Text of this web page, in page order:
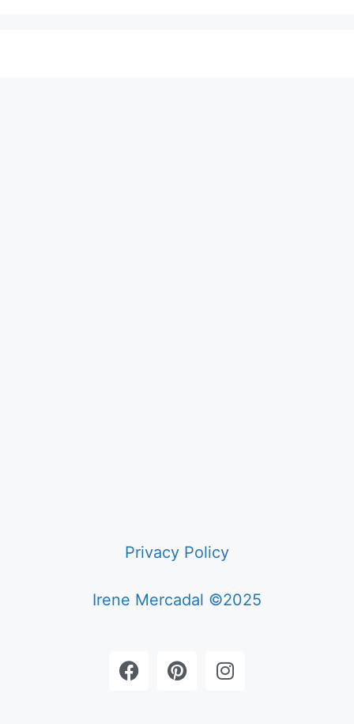
Privacy Policy
Irene Mercadal ©2025